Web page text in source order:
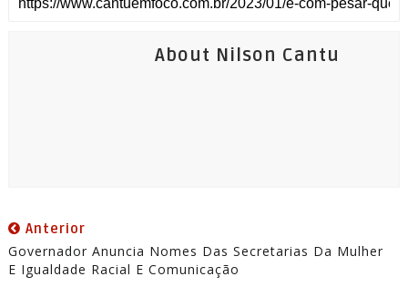
About Nilson Cantu
Anterior
Governador Anuncia Nomes Das Secretarias Da Mulher
E Igualdade Racial E Comunicação